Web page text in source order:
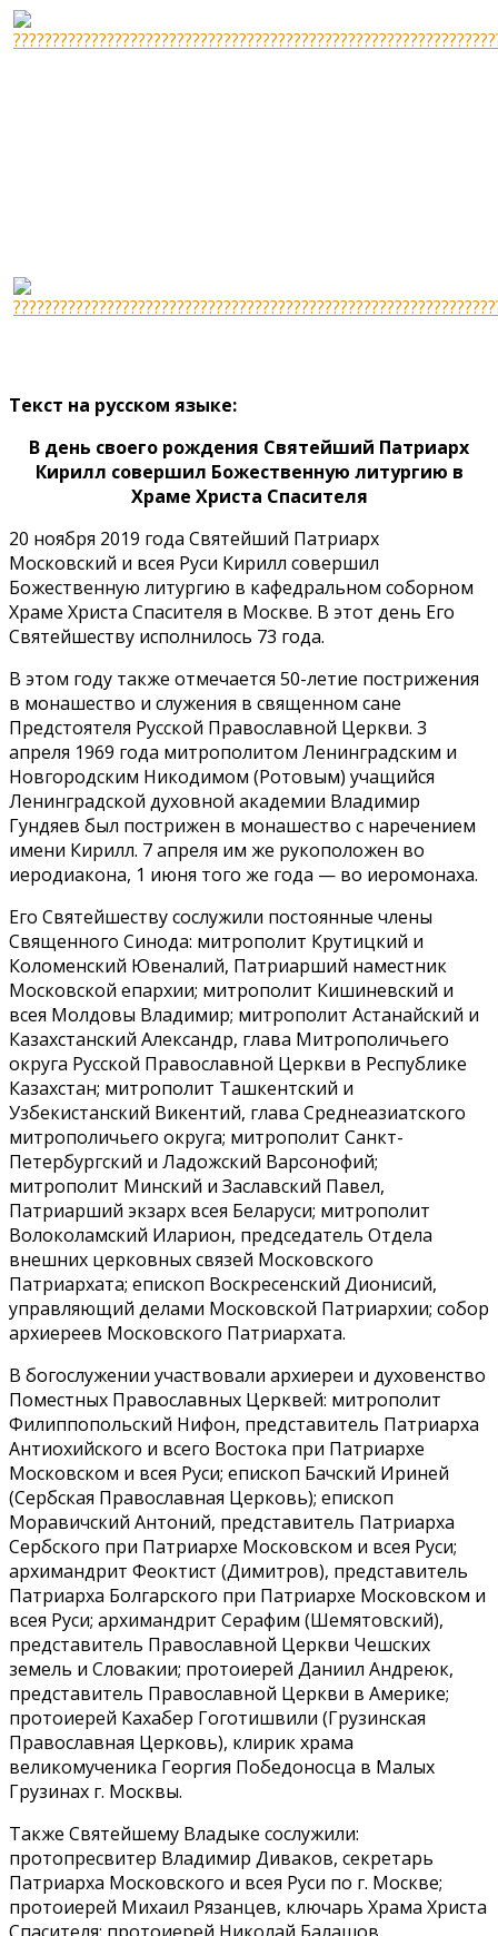
Текст на русском языке:
В день своего рождения Святейший Патриарх
Кирилл совершил Божественную литургию в
Храме Христа Спасителя
20 ноября 2019 года Святейший Патриарх
Московский и всея Руси Кирилл совершил
Божественную литургию в кафедральном соборном
Храме Христа Спасителя в Москве. В этот день Его
Святейшеству исполнилось 73 года.
В этом году также отмечается 50-летие пострижения
в монашество и служения в священном сане
Предстоятеля Русской Православной Церкви. 3
апреля 1969 года митрополитом Ленинградским и
Новгородским Никодимом (Ротовым) учащийся
Ленинградской духовной академии Владимир
Гундяев был пострижен в монашество с наречением
имени Кирилл. 7 апреля им же рукоположен во
иеродиакона, 1 июня того же года — во иеромонаха.
Его Святейшеству сослужили постоянные члены
Священного Синода: митрополит Крутицкий и
Коломенский Ювеналий, Патриарший наместник
Московской епархии; митрополит Кишиневский и
всея Молдовы Владимир; митрополит Астанайский и
Казахстанский Александр, глава Митрополичьего
округа Русской Православной Церкви в Республике
Казахстан; митрополит Ташкентский и
Узбекистанский Викентий, глава Среднеазиатского
митрополичьего округа; митрополит Санкт-
Петербургский и Ладожский Варсонофий;
митрополит Минский и Заславский Павел,
Патриарший экзарх всея Беларуси; митрополит
Волоколамский Иларион, председатель Отдела
внешних церковных связей Московского
Патриархата; епископ Воскресенский Дионисий,
управляющий делами Московской Патриархии; собор
архиереев Московского Патриархата.
В богослужении участвовали архиереи и духовенство
Поместных Православных Церквей: митрополит
Филиппопольский Нифон, представитель Патриарха
Антиохийского и всего Востока при Патриархе
Московском и всея Руси; епископ Бачский Ириней
(Сербская Православная Церковь); епископ
Моравичский Антоний, представитель Патриарха
Сербского при Патриархе Московском и всея Руси;
архимандрит Феоктист (Димитров), представитель
Патриарха Болгарского при Патриархе Московском и
всея Руси; архимандрит Серафим (Шемятовский),
представитель Православной Церкви Чешских
земель и Словакии; протоиерей Даниил Андреюк,
представитель Православной Церкви в Америке;
протоиерей Кахабер Гоготишвили (Грузинская
Православная Церковь), клирик храма
великомученика Георгия Победоносца в Малых
Грузинах г. Москвы.
Также Святейшему Владыке сослужили:
протопресвитер Владимир Диваков, секретарь
Патриарха Московского и всея Руси по г. Москве;
протоиерей Михаил Рязанцев, ключарь Храма Христа